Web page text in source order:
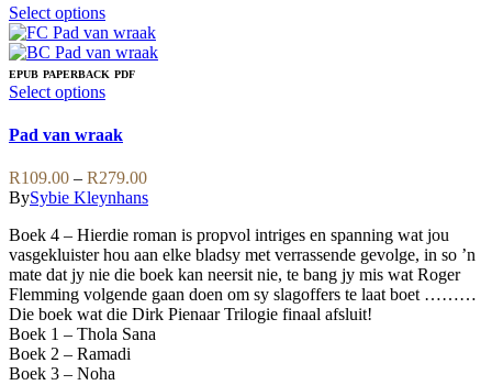
Select optionsThis
product
has
multiple
variants.
options
be
chosen
on
the
product
page
EPUB PAPERBACK PDF
Select optionsThis
has
variants.
The
options
may
be
chosen
on
the
product
page
Pad van wraak
R109.00 – R279.00Price
range:
through
R279.00
BySybie Kleynhans
Boek 4 – Hierdie roman is propvol intriges en spanning wat jou
vasgekluister hou aan elke bladsy met verrassende gevolge, in so ’n
mate dat jy nie die boek kan neersit nie, te bang jy mis wat Roger
Flemming volgende gaan doen om sy slagoffers te laat boet ………
Die boek wat die Dirk Pienaar Trilogie finaal afsluit!
Boek 1 – Thola Sana
Boek 2 – Ramadi
Boek 3 – Noha